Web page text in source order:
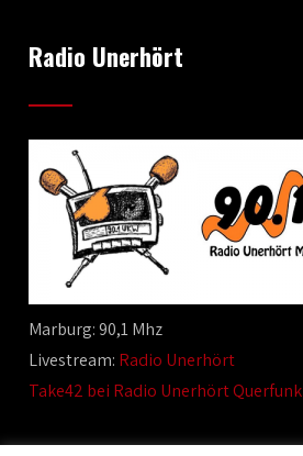
Radio Unerhört
Marburg: 90,1 Mhz
Livestream: Radio Unerhört
Take42 bei Radio Unerhört Querfunk